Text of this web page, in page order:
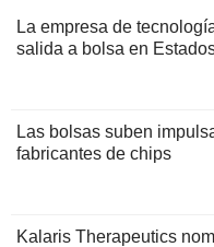
La empresa de
salida a bolsa en
Las bolsas suben
fabricantes de chips
Kalaris Therapeutics